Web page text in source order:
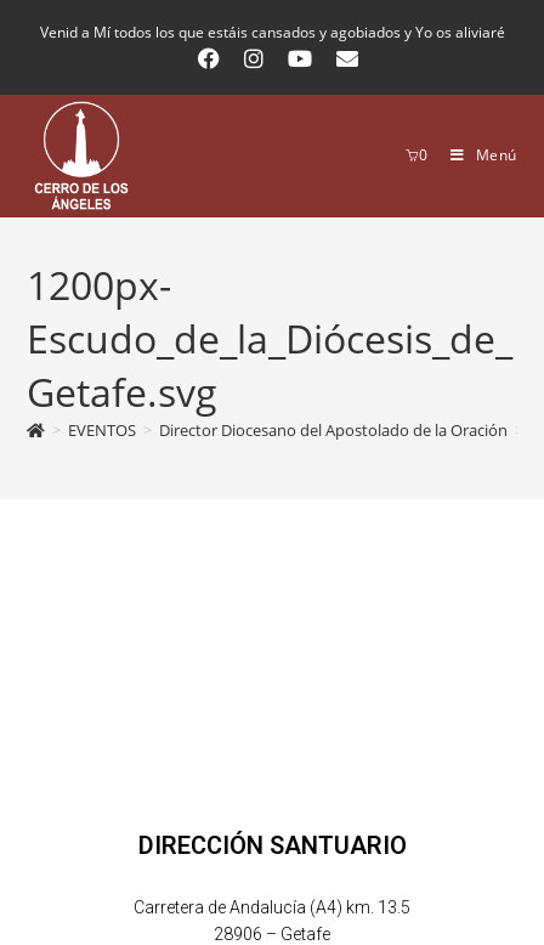
Venid a Mí todos los que estáis cansados y agobiados y Yo os aliviaré
0 Menú
1200px-
Escudo_de_la_Diócesis_de_
Getafe.svg
> EVENTOS > Director Diocesano del Apostolado de la Oración >
DIRECCIÓN SANTUARIO
Carretera de Andalucía (A4) km. 13.5
28906 – Getafe